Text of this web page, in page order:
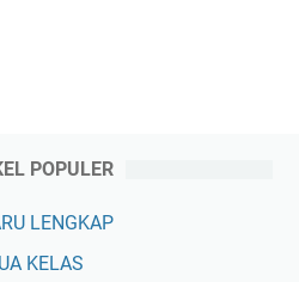
POPULER
LENGKAP
KELAS